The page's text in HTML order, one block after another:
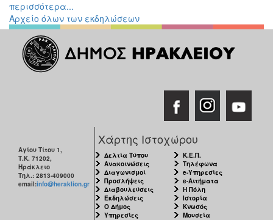
ΑΝΘΕΚΤΙΚΗ
ΠΟΛΗ
περισσότερα...
Αρχείο όλων των εκδηλώσεων
Αγίου Τίτου 1,
Τ.Κ. 71202,
Ηράκλειο
Τηλ.: 2813-409000
email:info@heraklion.gr
Χάρτης Ιστοχώρου
Δελτία Τύπου
Ανακοινώσεις
Διαγωνισμοί
Προσλήψεις
Διαβουλεύσεις
Εκδηλώσεις
Ο Δήμος
Υπηρεσίες
Κ.Ε.Π.
Τηλέφωνα
e-Υπηρεσίες
e-Αιτήματα
Η Πόλη
Ιστορία
Κνωσός
Μουσεία